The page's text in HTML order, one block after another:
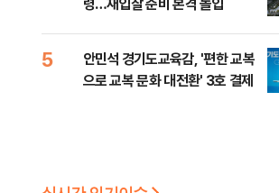
5
안민석 경기도교육감, '편한 교복
으로 교복 문화 대전환' 3호 결제